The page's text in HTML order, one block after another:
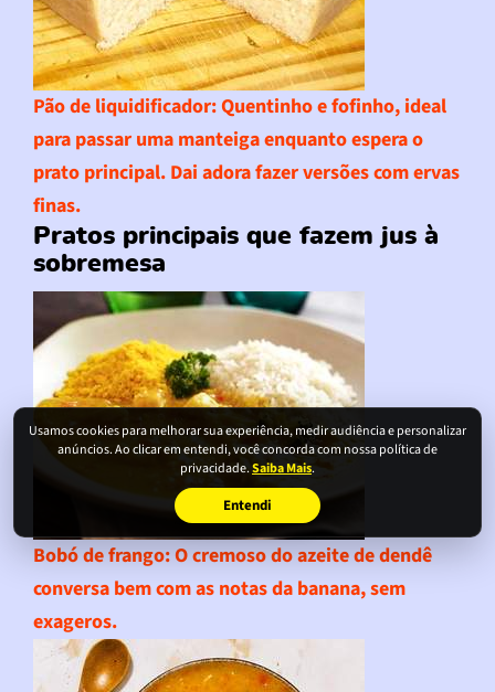
Usamos cookies para melhorar sua experiência, medir audiência e personalizar
anúncios. Ao clicar em entendi, você concorda com nossa política de
privacidade.Saiba Mais.
Entendi
Pão de liquidificador: Quentinho e fofinho, ideal
para passar uma manteiga enquanto espera o
prato principal. Dai adora fazer versões com ervas
finas.
Pratos principais que fazem jus à
sobremesa
Bobó de frango: O cremoso do azeite de dendê
conversa bem com as notas da banana, sem
exageros.